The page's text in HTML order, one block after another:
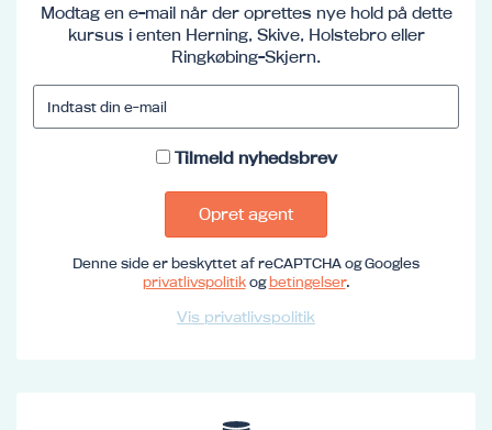
Modtag en e-mail når der oprettes nye hold på dette
kursus i enten Herning, Skive, Holstebro eller
Ringkøbing-Skjern.
Tilmeld nyhedsbrev
Opret agent
Denne side er beskyttet af reCAPTCHA og Googles
privatlivspolitikogbetingelser.
Vis privatlivspolitik